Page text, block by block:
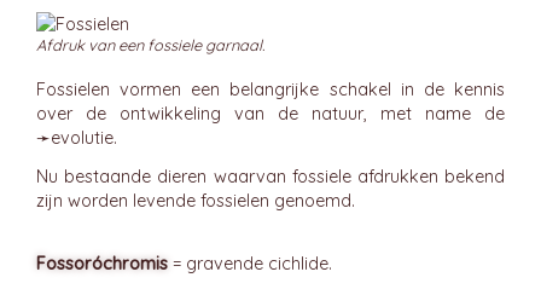
Afdruk van een fossiele garnaal.
Fossielen vormen een belangrijke schakel in de kennis
over de ontwikkeling van de natuur, met name de
➛evolutie.
Nu bestaande dieren waarvan fossiele afdrukken bekend
zijn worden levende fossielen genoemd.
Fossoróchromis = gravende cichlide.